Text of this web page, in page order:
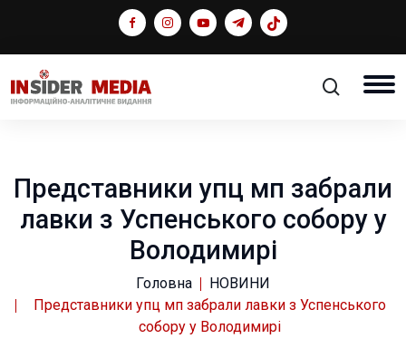
Представники упц мп забрали
лавки з Успенського собору у
Володимирі
Головна
НОВИНИ
Представники упц мп забрали лавки з Успенського
собору у Володимирі